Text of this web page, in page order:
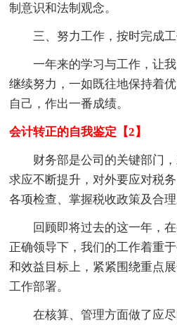
制意识和法制观念。
三、努力工作，按时完成工
一年来的学习与工作，让
继续努力，一如既往地保持着
自己，作出一番成绩。
会计转正的自我鉴定【2】
财务部是公司的关键部门
求应不断提升，对外要应对税
各项检查、掌握税收政策及合理
回顾即将过去的这一年，
正确领导下，我们的工作着重
和效益目标上，紧紧围绕重点
工作部署。
在核算、管理方面做了应尽